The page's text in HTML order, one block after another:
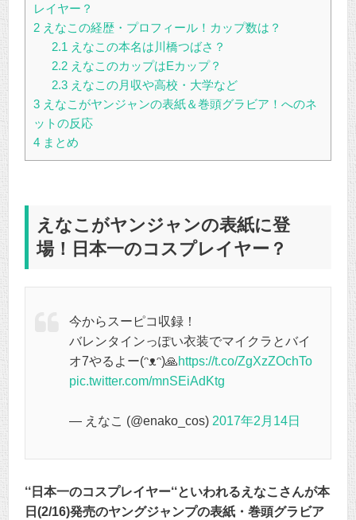
レイヤー？
2 えなこの経歴・プロフィール！カップ数は？
2.1 えなこの本名は川橋つばさ？
2.2えなこのカップはEカップ？
2.3えなこの月収や高校・大学など
3 えなこがヤンジャンの表紙＆巻頭グラビア！へのネ
ットの反応
4 まとめ
えなこがヤンジャンの表紙に登
場！日本一のコスプレイヤー？
今からスーピコ収録！
バレンタインっぽい衣装でマイクラとバイ
オ7やるよー(ᵔᴥᵔ)🙏https://t.co/ZgXzZOchTo
pic.twitter.com/mnSEiAdKtg
— えなこ (@enako_cos) 2017年2月14日
‘‘日本一のコスプレイヤー‘‘といわれるえなこさんが本
日(2/16)発売のヤングジャンプの表紙・巻頭グラビア